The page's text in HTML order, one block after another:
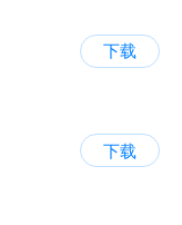
下载
下载